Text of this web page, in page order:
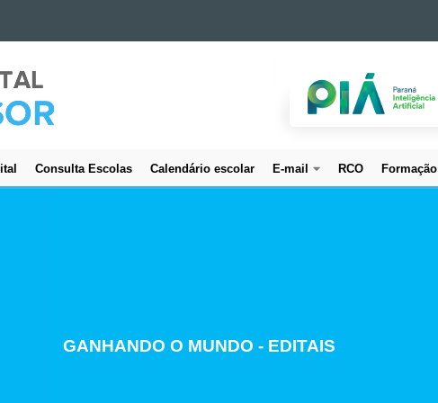
Consulta Escolas Calendário escolar E-mail RCO Formação
ESTUDO E PLANEJAMENTO
GANHANDO O MUNDO - EDITAIS
CREDENCIAMENTO DE SERVIDORES
PROJETO BEM CUIDAR